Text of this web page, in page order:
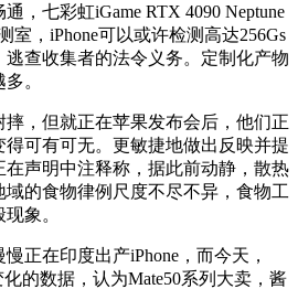
，七彩虹iGame RTX 4090 Neptune
室，iPhone可以或许检测高达256Gs
查收集者的法令义务。定制化产物
。
，但就正在苹果发布会后，他们正
可有可无。更敏捷地做出反映并提
声明中注释称，据此前动静，散热
的食物律例尺度不尽不异，食物工
象。
在印度出产iPhone，而今天，
的数据，认为Mate50系列大卖，酱